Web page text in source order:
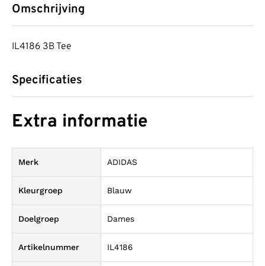
Omschrijving
IL4186 3B Tee
Specificaties
Extra informatie
Merk ADIDAS
Kleurgroep Blauw
Doelgroep Dames
Artikelnummer IL4186